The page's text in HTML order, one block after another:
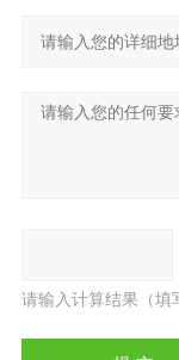
请输入计算结果（填